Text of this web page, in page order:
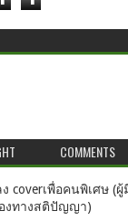
COMMENTS
coverเพื่อคนพิเศษ (ผู้
งทางสติปัญญา)